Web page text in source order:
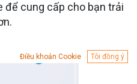
để cung cấp cho bạn trải
Điều khoản Cookie Tôi đồng ý